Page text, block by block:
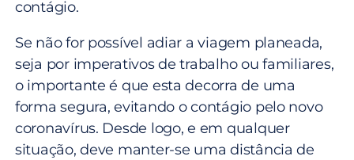
contágio.
Se não for possível adiar a viagem planeada,
seja por imperativos de trabalho ou familiares,
o importante é que esta decorra de uma
forma segura, evitando o contágio pelo novo
coronavírus. Desde logo, e em qualquer
situação, deve manter-se uma distância de